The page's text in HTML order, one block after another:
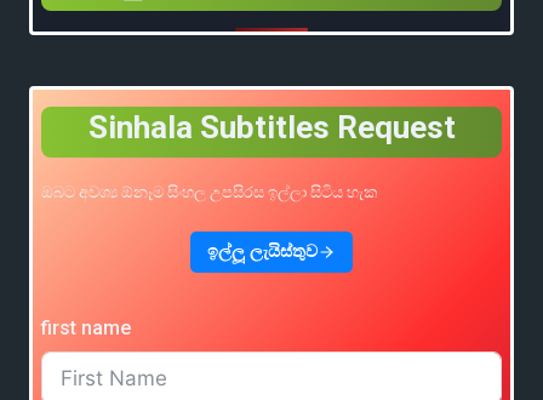
Sinhala Subtitles Request
ඔබට අවශ්‍ය ඕනෑම සිංහල උපසිරස ඉල්ලා සිටිය හැක
ඉල්ලූ ලැයිස්තුව
first name